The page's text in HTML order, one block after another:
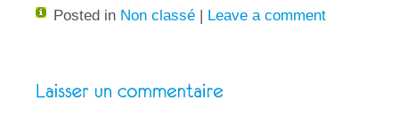
Posted in Non classé | Leave a comment